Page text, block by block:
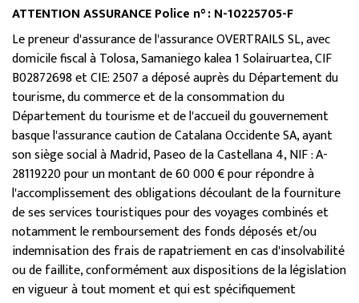
ATTENTION ASSURANCE Police n° : N-10225705-F
Le preneur d'assurance de l'assurance OVERTRAILS SL, avec
domicile fiscal à Tolosa, Samaniego kalea 1 Solairuartea, CIF
B02872698 et CIE: 2507 a déposé auprès du Département du
tourisme, du commerce et de la consommation du
Département du tourisme et de l'accueil du gouvernement
basque l'assurance caution deCatalana Occidente SA, ayant
son siège social à Madrid, Paseo de la Castellana 4, NIF : A-
28119220 pour un montant de 60 000 €pour répondre à
l'accomplissement des obligations découlant de la fourniture
de ses services touristiques pour des voyages combinés et
notamment le remboursement des fonds déposés et/ou
indemnisation des frais de rapatriement en cas d'insolvabilité
ou de faillite, conformément aux dispositions de la législation
en vigueur à tout moment et qui est spécifiquement